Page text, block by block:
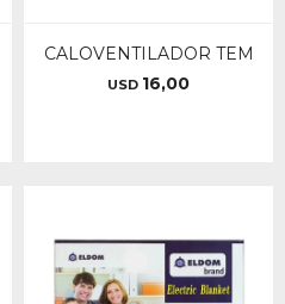
CALOVENTILADOR TEM
USD 16,00